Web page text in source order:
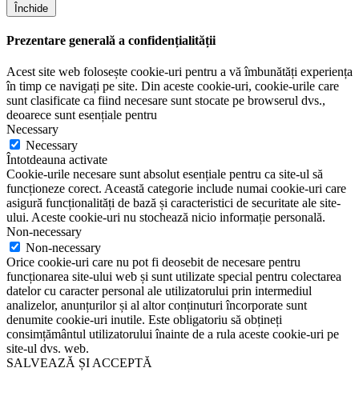
Închide
Prezentare generală a confidențialității
Acest site web folosește cookie-uri pentru a vă îmbunătăți experiența
în timp ce navigați pe site. Din aceste cookie-uri, cookie-urile care
sunt clasificate ca fiind necesare sunt stocate pe browserul dvs.,
deoarece sunt esențiale pentru
Necessary
Necessary
Întotdeauna activate
Cookie-urile necesare sunt absolut esențiale pentru ca site-ul să
funcționeze corect. Această categorie include numai cookie-uri care
asigură funcționalități de bază și caracteristici de securitate ale site-
ului. Aceste cookie-uri nu stochează nicio informație personală.
Non-necessary
Non-necessary
Orice cookie-uri care nu pot fi deosebit de necesare pentru
funcționarea site-ului web și sunt utilizate special pentru colectarea
datelor cu caracter personal ale utilizatorului prin intermediul
analizelor, anunțurilor și al altor conținuturi încorporate sunt
denumite cookie-uri inutile. Este obligatoriu să obțineți
consimțământul utilizatorului înainte de a rula aceste cookie-uri pe
site-ul dvs. web.
SALVEAZĂ ȘI ACCEPTĂ